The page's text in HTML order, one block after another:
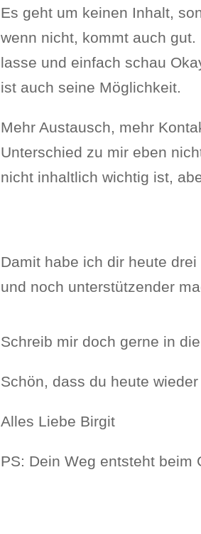
Es geht um keinen Inhalt,
wenn nicht, kommt auch
lasse und einfach schau
ist auch seine Möglichkeit.
Mehr Austausch, mehr
Unterschied zu mir eben
nicht inhaltlich wichtig ist,
Damit habe ich dir heute
und noch unterstützender
Schreib mir doch gerne in
Schön, dass du heute
Alles Liebe Birgit
PS: Dein Weg entsteht beim